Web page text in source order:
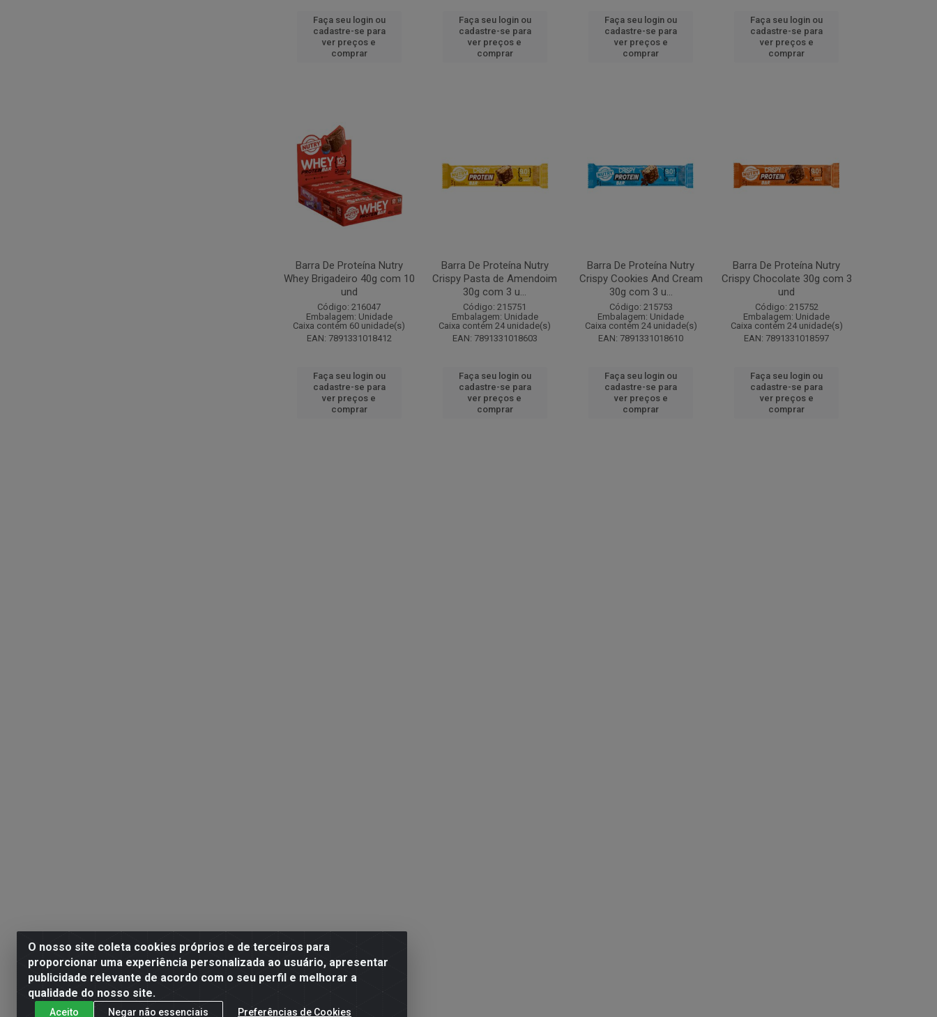
Faça seu login ou
cadastre-se para
ver preços e
comprar
Faça seu login ou
cadastre-se para
ver preços e
comprar
Faça seu login ou
cadastre-se para
ver preços e
comprar
Faça seu login ou
cadastre-se para
ver preços e
comprar
Barra De Proteína Nutry
Whey Brigadeiro 40g com 10
und
Código: 216047
Embalagem: Unidade
Caixa contém 60 unidade(s)
EAN: 7891331018412
Faça seu login ou
cadastre-se para
ver preços e
comprar
Barra De Proteína Nutry
Crispy Pasta de Amendoim
30g com 3 u...
Código: 215751
Embalagem: Unidade
Caixa contém 24 unidade(s)
EAN: 7891331018603
Faça seu login ou
cadastre-se para
ver preços e
comprar
Barra De Proteína Nutry
Crispy Cookies And Cream
30g com 3 u...
Código: 215753
Embalagem: Unidade
Caixa contém 24 unidade(s)
EAN: 7891331018610
Faça seu login ou
cadastre-se para
ver preços e
comprar
Barra De Proteína Nutry
Crispy Chocolate 30g com 3
und
Código: 215752
Embalagem: Unidade
Caixa contém 24 unidade(s)
EAN: 7891331018597
Faça seu login ou
cadastre-se para
ver preços e
comprar
O nosso site coleta cookies próprios e de terceiros para
proporcionar uma experiência personalizada ao usuário, apresentar
publicidade relevante de acordo com o seu perfil e melhorar a
qualidade do nosso site.
Aceito Negar não essenciais Preferências de Cookies